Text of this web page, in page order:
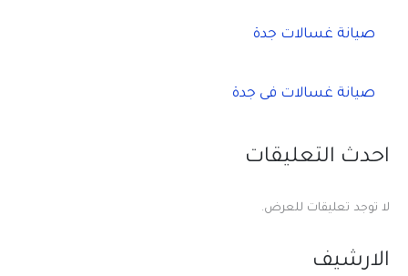
صيانة غسالات جدة
صيانة غسالات فى جدة
احدث التعليقات
لا توجد تعليقات للعرض.
الارشيف